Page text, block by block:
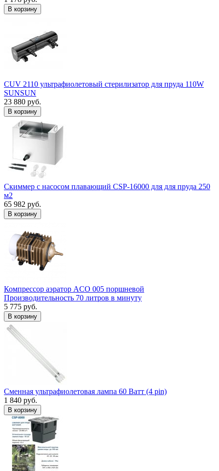
В корзину
CUV 2110 ультрафиолетовый стерилизатор для пруда 110W
SUNSUN
23 880 руб.
В корзину
Скиммер с насосом плавающий CSP-16000 для для пруда 250
м2
65 982 руб.
В корзину
Компрессор аэратор ACO 005 поршневой
Производительность 70 литров в минуту
5 775 руб.
В корзину
Сменная ультрафиолетовая лампа 60 Ватт (4 pin)
1 840 руб.
В корзину